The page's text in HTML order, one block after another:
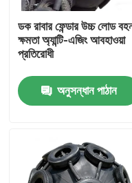
পণ্য
ডক রাবার ফেন্ডার উচ্চ লোড
ক্ষমতা অ্যান্টি-এজিং আবহাওয়া
প্রতিরোধী
অনুসন্ধান পাঠান